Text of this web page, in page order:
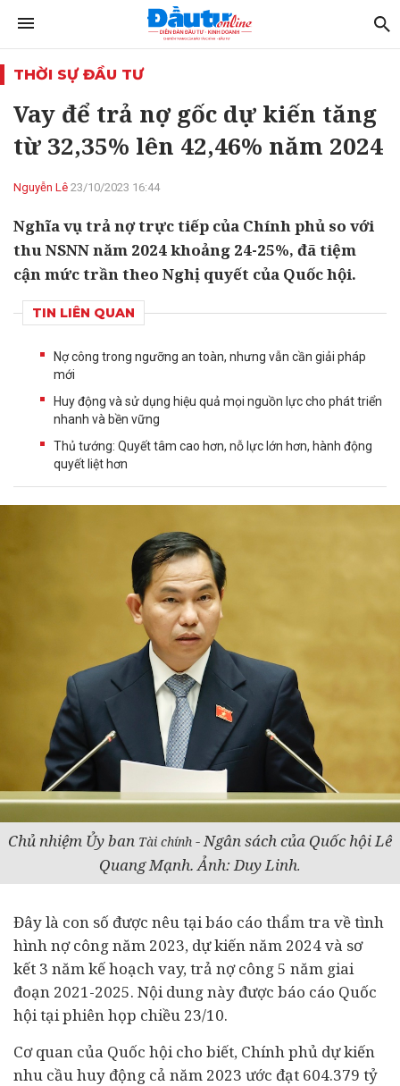
THỜI SỰ ĐẦU TƯ
Vay để trả nợ gốc dự kiến tăng
từ 32,35% lên 42,46% năm 2024
Nguyễn Lê 23/10/2023 16:44
Nghĩa vụ trả nợ trực tiếp của Chính phủ so với
thu NSNN năm 2024 khoảng 24-25%, đã tiệm
cận mức trần theo Nghị quyết của Quốc hội.
TIN LIÊN QUAN
Nợ công trong ngưỡng an toàn, nhưng vẫn cần giải pháp
mới
Huy động và sử dụng hiệu quả mọi nguồn lực cho phát triển
nhanh và bền vững
Thủ tướng: Quyết tâm cao hơn, nỗ lực lớn hơn, hành động
quyết liệt hơn
Chủ nhiệm Ủy ban Tài chính - Ngân sách của Quốc hội Lê
Quang Mạnh. Ảnh: Duy Linh.
Đây là con số được nêu tại báo cáo thẩm tra về tình
hình nợ công năm 2023, dự kiến năm 2024 và sơ
kết 3 năm kế hoạch vay, trả nợ công 5 năm giai
đoạn 2021-2025. Nội dung này được báo cáo Quốc
hội tại phiên họp chiều 23/10.
Cơ quan của Quốc hội cho biết, Chính phủ dự kiến
nhu cầu huy động cả năm 2023 ước đạt 604.379 tỷ